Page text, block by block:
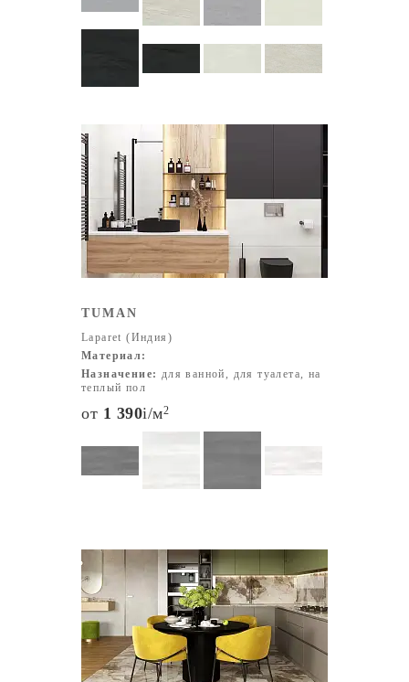
TUMAN
Laparet (Индия)
Материал:
Назначение: для ванной, для туалета, на
теплый пол
от 1 390i/м2